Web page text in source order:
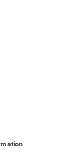
Strip 4 polig